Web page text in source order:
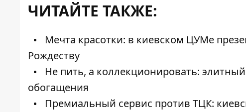
ЧИТАЙТЕ ТАКЖЕ:
Мечта красотки: в киевском ЦУМе
Рождеству
Не пить, а коллекционировать:
обогащения
Премиальный сервис против ТЦК: